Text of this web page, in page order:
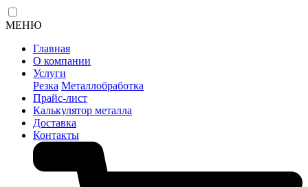
МЕНЮ
Главная
О компании
Услуги
Резка Металлобработка
Прайс-лист
Калькулятор металла
Доставка
Контакты